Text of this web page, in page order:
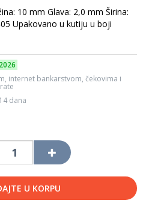
10 mm Glava: 2,0 mm Širina:
Upakovano u kutiju u boji
internet bankarstvom, čekovima i
dana
U KORPU